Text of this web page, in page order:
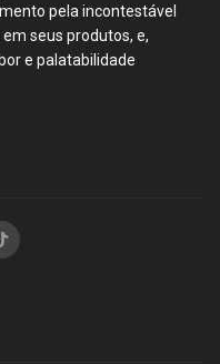
pela incontestável
seus produtos, e,
e palatabilidade